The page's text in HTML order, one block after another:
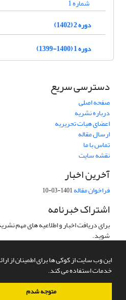
این وب سایت از کوکی ها برای اطمینان از
خدمات استفاده می کند.
متوجه شدم
شماره 1
دوره 2 (1402)
دوره 1 (1400-1399)
دسترسی سریع
صفحه اصلی
درباره نشریه
اعضای هیات تحریریه
ارسال مقاله
تماس با ما
نقشه سایت
آخرین اخبار
فراخوان مقاله1401-03-10
اشتراک خبرنامه
برای دریافت اخبار و اطلاعیه های مهم
شوید.